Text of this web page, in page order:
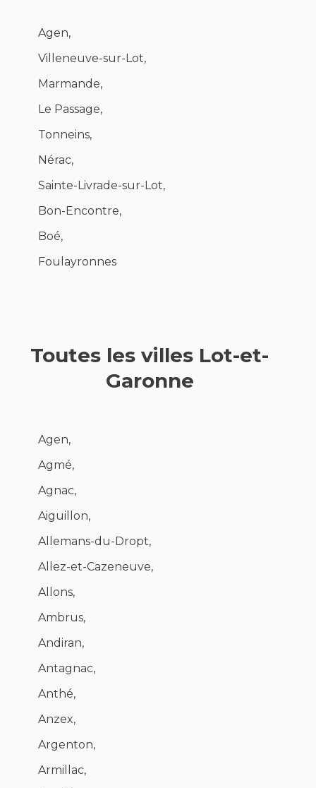
Agen,
Villeneuve-sur-Lot,
Marmande,
Le Passage,
Tonneins,
Nérac,
Sainte-Livrade-sur-Lot,
Bon-Encontre,
Boé,
Foulayronnes
Toutes les villes Lot-et-
Garonne
Agen,
Agmé,
Agnac,
Aiguillon,
Allemans-du-Dropt,
Allez-et-Cazeneuve,
Allons,
Ambrus,
Andiran,
Antagnac,
Anthé,
Anzex,
Argenton,
Armillac,